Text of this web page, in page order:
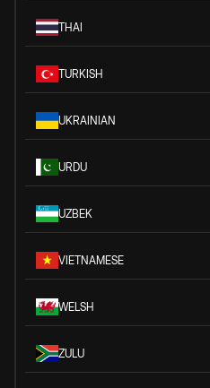
THAI
TURKISH
UKRAINIAN
URDU
UZBEK
VIETNAMESE
WELSH
ZULU